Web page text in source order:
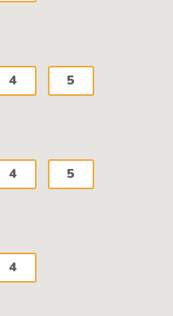
4 5
4 5
4